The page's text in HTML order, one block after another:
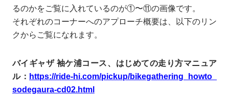
るのかをご覧に入れているのが①〜⑪の画像です。
それぞれのコーナーへのアプローチ概要は、以下のリン
クからご覧になれます。
バイギャザ 袖ケ浦コース、はじめての走り方マニュア
ル： https://ride-hi.com/pickup/bikegathering_howto_
sodegaura-cd02.html